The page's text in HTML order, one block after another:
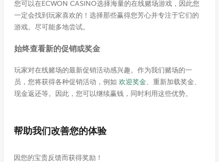
您可以在ECWON CASINO选择海量的在线赌场游戏，因此您
一定会找到玩家喜欢的！选择那些赢得您芳心并专注于它们的
游戏。尽可能多地尝试。
始终查看新的促销或奖金
玩家对在线赌场的最新促销活动感兴趣。作为我们赌场的一
员，您将获得各种促销活动，例如 欢迎奖金 、重新加载奖金、
现金返还等。因此，您可以继续赢钱，同时利用这些优势。
帮助我们改善您的体验
因您的宝贵反馈而获得奖励！